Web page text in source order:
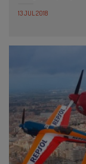
13 JUL 2018